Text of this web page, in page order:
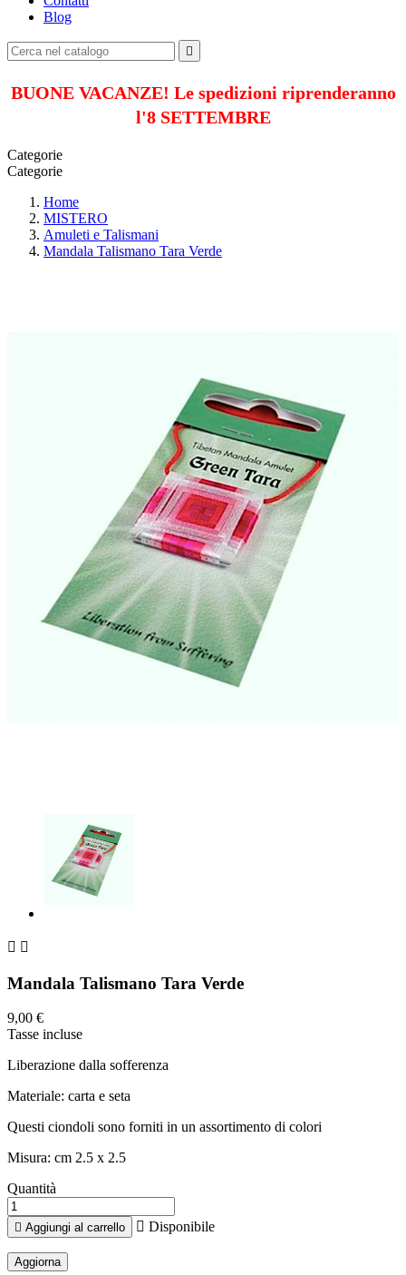
Blog

BUONE VACANZE! Le spedizioni riprenderanno
l'8 SETTEMBRE
Categorie
Categorie
Home
MISTERO
Amuleti e Talismani
Mandala Talismano Tara Verde
 
Mandala Talismano Tara Verde
9,00 €
Tasse incluse
Liberazione dalla sofferenza
Materiale: carta e seta
Questi ciondoli sono forniti in un assortimento di colori
Misura: cm 2.5 x 2.5
Quantità
 Aggiungi al carrello  Disponibile